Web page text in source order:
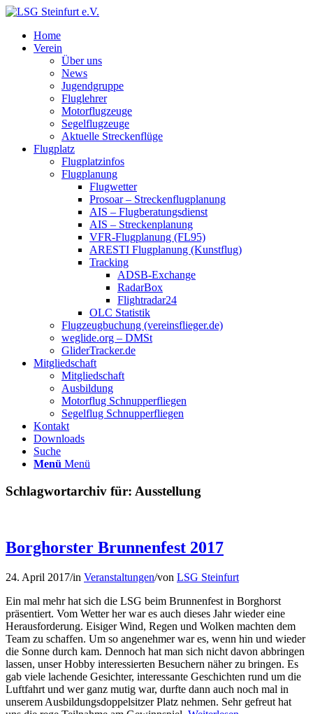
Home
Verein
Über uns
News
Jugendgruppe
Fluglehrer
Motorflugzeuge
Segelflugzeuge
Aktuelle Streckenflüge
Flugplatz
Flugplatzinfos
Flugplanung
Flugwetter
Prosoar – Streckenflugplanung
AIS – Flugberatungsdienst
AIS – Streckenplanung
VFR-Flugplanung (FL95)
ARESTI Flugplanung (Kunstflug)
Tracking
ADSB-Exchange
RadarBox
Flightradar24
OLC Statistik
Flugzeugbuchung (vereinsflieger.de)
weglide.org – DMSt
GliderTracker.de
Mitgliedschaft
Mitgliedschaft
Ausbildung
Motorflug Schnupperfliegen
Segelflug Schnupperfliegen
Kontakt
Downloads
Suche
Menü Menü
Schlagwortarchiv für: Ausstellung
Borghorster Brunnenfest 2017
24. April 2017/in Veranstaltungen/von LSG Steinfurt
Ein mal mehr hat sich die LSG beim Brunnenfest in Borghorst
präsentiert. Vom Wetter her war es auch dieses Jahr wieder eine
Herausforderung. Eisiger Wind, Regen und Wolken machten dem
Team zu schaffen. Um so angenehmer war es, wenn hin und wieder
die Sonne durch kam. Dennoch hat man sich nicht davon abbringen
lassen, unser Hobby interessierten Besuchern näher zu bringen. Es
gab viele lachende Gesichter, interessante Geschichten rund um die
Luftfahrt und wer ganz mutig war, durfte dann auch noch mal in
unserem Ausbildungsdoppelsitzer Platz nehmen. Sehr gefreut hat